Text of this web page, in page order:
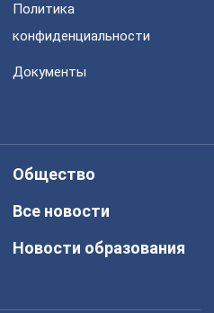
Политика
конфиденциальности
Документы
Общество
Все новости
Новости образования